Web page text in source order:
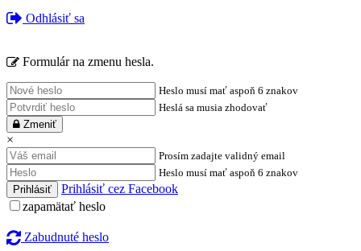
Odhlásiť sa
Formulár na zmenu hesla.
Heslo musí mať aspoň 6 znakov
Heslá sa musia zhodovať
Zmeniť
×
Prosím zadajte validný email
Heslo musí mať aspoň 6 znakov
Prihlásiť cez Facebook
zapamätať heslo
Zabudnuté heslo